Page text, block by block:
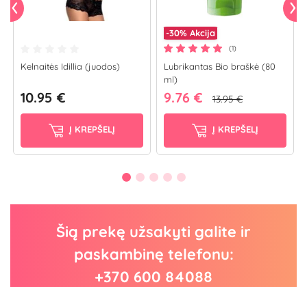
Kelnaitės Idillia (juodos)
10.95 €
Į KREPŠELĮ
-30% Akcija
(1)
Lubrikantas Bio braškė (80
ml)
9.76 € 13.95 €
Į KREPŠELĮ
Šią prekę užsakyti galite ir
paskambinę telefonu:
+370 600 84088